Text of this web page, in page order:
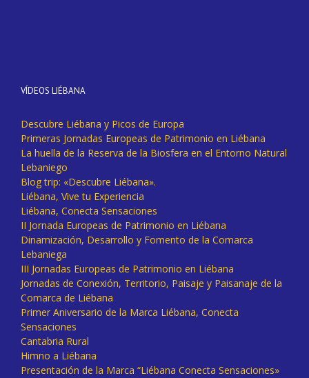
VÍDEOS LIÉBANA
Descubre Liébana y Picos de Europa
Primeras Jornadas Europeas de Patrimonio en Liébana
La huella de la Reserva de la Biosfera en el Entorno Natural
Lebaniego
Blog trip: «Descubre Liébana».
Liébana, Vive tu Experiencia
Liébana, Conecta Sensaciones
II Jornada Europeas de Patrimonio en Liébana
Dinamización, Desarrollo y Fomento de la Comarca
Lebaniega
III Jornadas Europeas de Patrimonio en Liébana
Jornadas de Conexión, Territorio, Paisaje y Paisanaje de la
Comarca de Liébana
Primer Aniversario de la Marca Liébana, Conecta
Sensaciones
Cantabria Rural
Himno a Liébana
Presentación de la Marca “Liébana Conecta Sensaciones»